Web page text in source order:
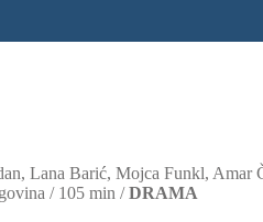
Lana Barić, Mojca Funkl, Amar
/ 105 min /DRAMA